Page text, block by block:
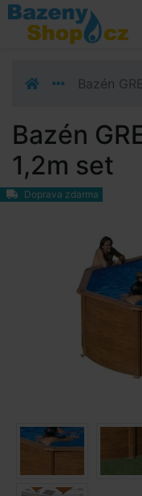
Přejít k navigaci
Přejít na obsah
Přejít k
Bazén
Bazén
1,2m set
Doprava zdarma